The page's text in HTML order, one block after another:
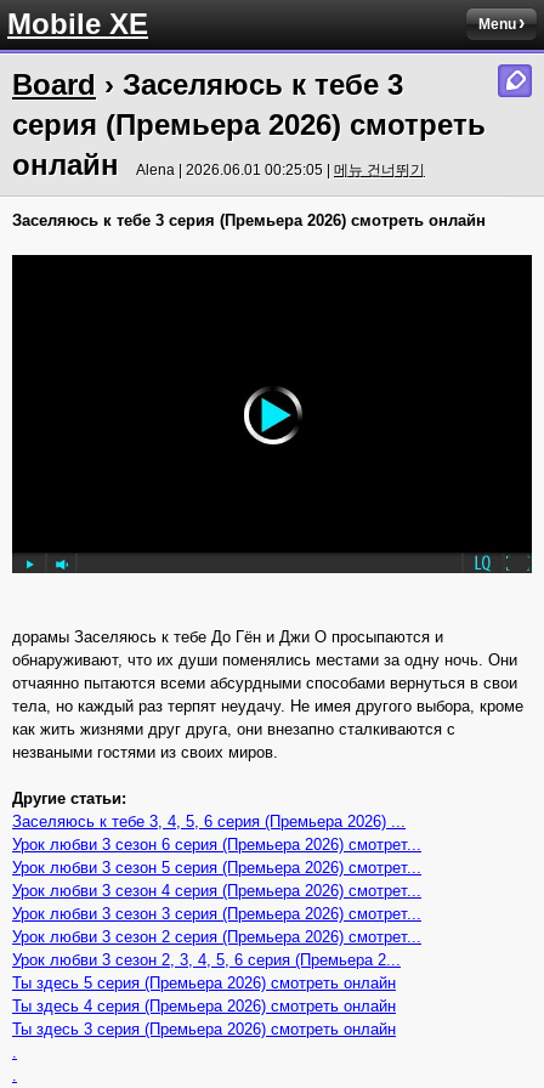
Mobile XE Menu
Board › Заселяюсь к тебе 3
серия (Премьера 2026) смотреть
онлайн
Alena | 2026.06.01 00:25:05 | 메뉴 건너뛰기
Заселяюсь к тебе 3 серия (Премьера 2026) смотреть онлайн
дорамы Заселяюсь к тебе До Гён и Джи О просыпаются и
обнаруживают, что их души поменялись местами за одну ночь. Они
отчаянно пытаются всеми абсурдными способами вернуться в свои
тела, но каждый раз терпят неудачу. Не имея другого выбора, кроме
как жить жизнями друг друга, они внезапно сталкиваются с
незваными гостями из своих миров.
Другие статьи:
Заселяюсь к тебе 3, 4, 5, 6 серия (Премьера 2026) ...
Урок любви 3 сезон 6 серия (Премьера 2026) смотрет...
Урок любви 3 сезон 5 серия (Премьера 2026) смотрет...
Урок любви 3 сезон 4 серия (Премьера 2026) смотрет...
Урок любви 3 сезон 3 серия (Премьера 2026) смотрет...
Урок любви 3 сезон 2 серия (Премьера 2026) смотрет...
Урок любви 3 сезон 2, 3, 4, 5, 6 серия (Премьера 2...
Ты здесь 5 серия (Премьера 2026) смотреть онлайн
Ты здесь 4 серия (Премьера 2026) смотреть онлайн
Ты здесь 3 серия (Премьера 2026) смотреть онлайн